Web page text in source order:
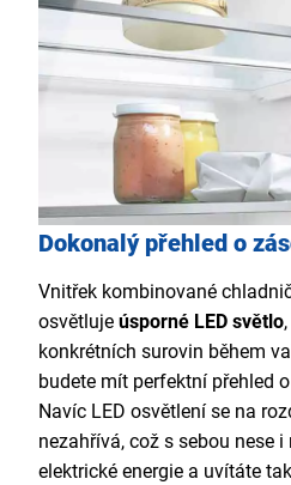
Dokonalý přehled o
Vnitřek kombinované
osvětluje úsporné LED světlo
konkrétních surovin během
budete mít perfektní přehled
Navíc LED osvětlení se na
nezahřívá, což s sebou nese
elektrické energie a uvítáte